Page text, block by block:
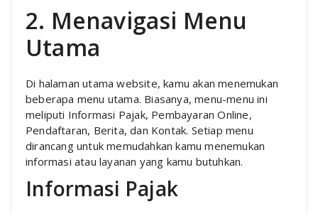
2. Menavigasi Menu
Utama
Di halaman utama website, kamu akan menemukan
beberapa menu utama. Biasanya, menu-menu ini
meliputi Informasi Pajak, Pembayaran Online,
Pendaftaran, Berita, dan Kontak. Setiap menu
dirancang untuk memudahkan kamu menemukan
informasi atau layanan yang kamu butuhkan.
Informasi Pajak